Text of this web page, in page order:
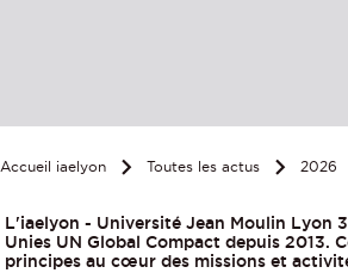
Accueil iaelyon Toutes les actus 2026
L'iaelyon - Université Jean Moulin Lyon
Unies UN Global Compact depuis 2013.
principes au cœur des missions et